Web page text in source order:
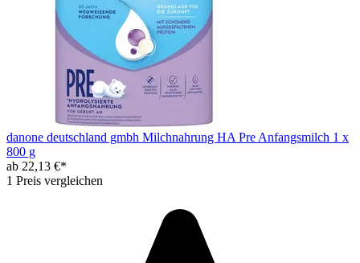
danone deutschland gmbh Milchnahrung HA Pre Anfangsmilch 1 x
800 g
ab 22,13 €*
1 Preis vergleichen